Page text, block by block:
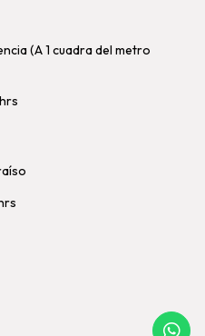
(A 1 cuadra del metro